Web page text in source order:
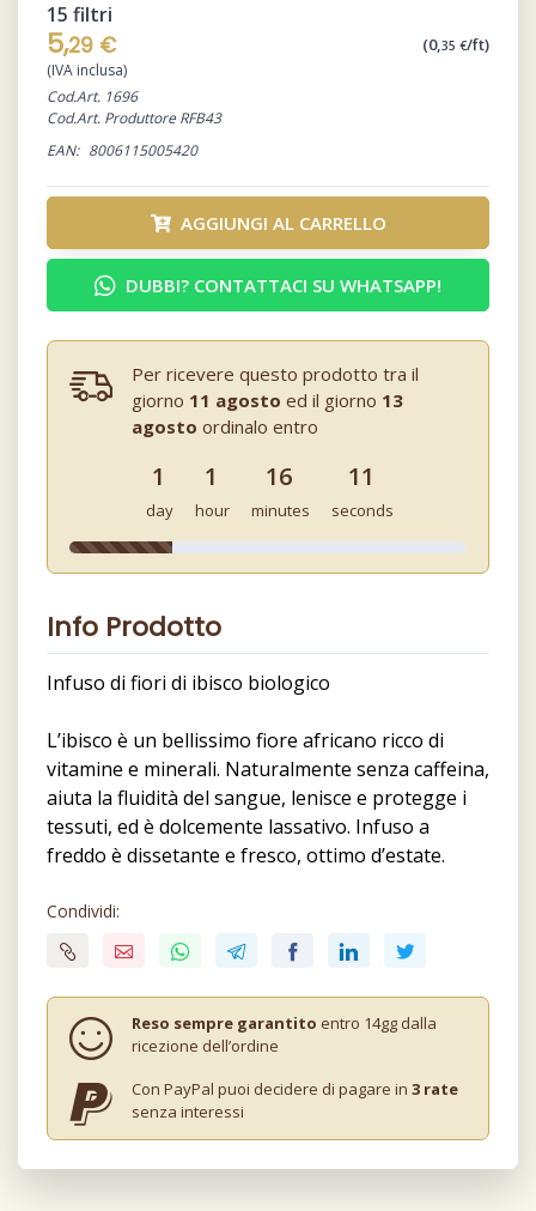
15 filtri
5,29 € (0,35 €/ft)
(IVA inclusa)
Cod.Art. 1696
Cod.Art. Produttore RFB43
EAN: 8006115005420
AGGIUNGI AL CARRELLO
DUBBI? CONTATTACI SU WHATSAPP!
Per ricevere questo prodotto tra il
giorno 11 agosto ed il giorno 13
agosto ordinalo entro
1
day
1
hour
16
minutes
10
seconds
Info Prodotto
Infuso di fiori di ibisco biologico
L’ibisco è un bellissimo fiore africano ricco di
vitamine e minerali. Naturalmente senza caffeina,
aiuta la fluidità del sangue, lenisce e protegge i
tessuti, ed è dolcemente lassativo. Infuso a
freddo è dissetante e fresco, ottimo d’estate.
Condividi:
Reso sempre garantito entro 14gg dalla
ricezione dell’ordine
Con PayPal puoi decidere di pagare in 3 rate
senza interessi